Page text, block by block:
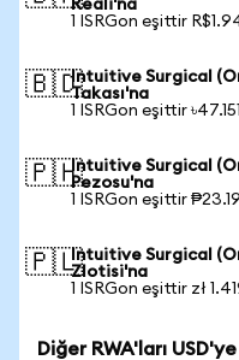
Reali'na
1 ISRGon eşittir
🇧🇩Intuitive Surgical
Takası'na
1 ISRGon eşittir
🇵🇭Intuitive Surgical
Pezosu'na
1 ISRGon eşittir
🇵🇱Intuitive Surgical
Zlotisi'na
1 ISRGon eşittir zł
Diğer RWA'ları